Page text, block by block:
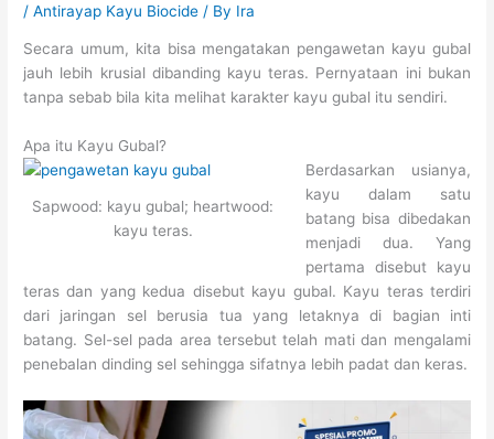
/Antirayap Kayu Biocide / By Ira
Secara umum, kita bisa mengatakan pengawetan kayu gubal
jauh lebih krusial dibanding kayu teras. Pernyataan ini bukan
tanpa sebab bila kita melihat karakter kayu gubal itu sendiri.
Apa itu Kayu Gubal?
Sapwood: kayu gubal; heartwood:
kayu teras.
Berdasarkan usianya,
kayu dalam satu
batang bisa dibedakan
menjadi dua. Yang
pertama disebut kayu
teras dan yang kedua disebut kayu gubal. Kayu teras terdiri
dari jaringan sel berusia tua yang letaknya di bagian inti
batang. Sel-sel pada area tersebut telah mati dan mengalami
penebalan dinding sel sehingga sifatnya lebih padat dan keras.